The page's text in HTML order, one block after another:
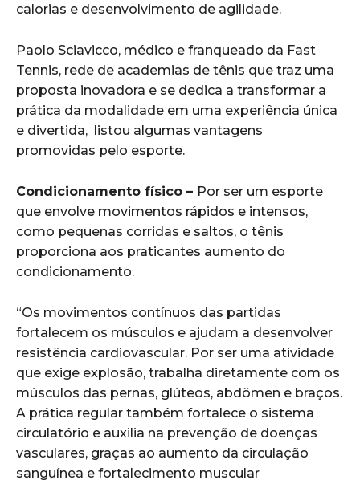
calorias e desenvolvimento de agilidade.
Paolo Sciavicco, médico e franqueado da Fast
Tennis, rede de academias de tênis que traz uma
proposta inovadora e se dedica a transformar a
prática da modalidade em uma experiência única
e divertida, listou algumas vantagens
promovidas pelo esporte.
Condicionamento físico – Por ser um esporte
que envolve movimentos rápidos e intensos,
como pequenas corridas e saltos, o tênis
proporciona aos praticantes aumento do
condicionamento.
“Os movimentos contínuos das partidas
fortalecem os músculos e ajudam a desenvolver
resistência cardiovascular. Por ser uma atividade
que exige explosão, trabalha diretamente com os
músculos das pernas, glúteos, abdômen e braços.
A prática regular também fortalece o sistema
circulatório e auxilia na prevenção de doenças
vasculares, graças ao aumento da circulação
sanguínea e fortalecimento muscular